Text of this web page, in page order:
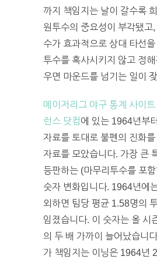
까지 책임지는 날이 갈수록
원투수의 중요성이 부각됐고
수가 효과적으로 상대 타선
투수를 혹사시키지 않고 정
우면 마운드를 넘기는 일이
메이저리그 야구 통계 사이
런스 닷컴에 있는 1964년부
자료를 토대로 불펜의 진화
자료를 모았습니다. 가장 큰
등판하는 (마무리투수를 포
숫자 변화입니다. 1964년에
외하면 팀당 평균 1.58명의
임졌습니다. 이 숫자는 올 시
의 두 배 가까이 늘어났습니
가 책임지는 이닝은 1964년